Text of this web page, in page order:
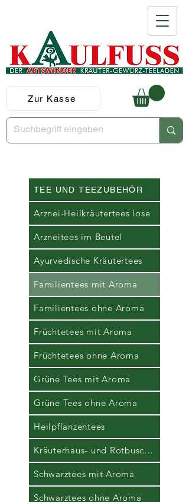
Zur Kasse
TEE UND TEEZUBEHÖR
Arznei-Heilkräutertees lose
Arzneitees im Beutel
Ayurvedische Kräutertees
Familientees mit Aroma
Familientees ohne Aroma
Früchtetees mit Aroma
Früchtetees ohne Aroma
Grüne Tees mit Aroma
Grüne Tees ohne Aroma
Heilpflanzentees
Kräuterhaus- und Rotbuschtees
Schwarztees mit Aroma
Schwarztees ohne Aroma